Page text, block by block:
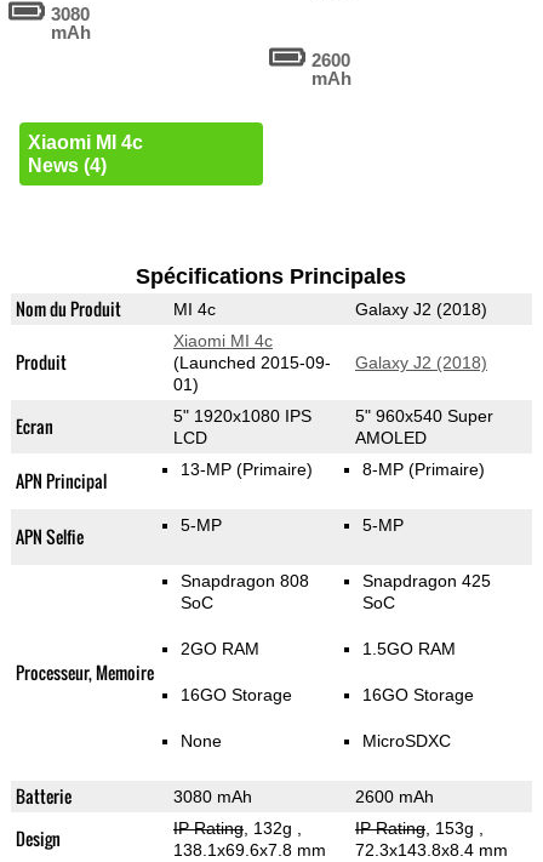
3080
mAh
Xiaomi MI 4c
News (4)
2600
mAh
Spécifications Principales
Nom du Produit MI 4c Galaxy J2 (2018)
Produit
Xiaomi MI 4c
(Launched 2015-09-
01)
Galaxy J2 (2018)
Ecran
5" 1920x1080 IPS
LCD
5" 960x540 Super
AMOLED
APN Principal 13-MP (Primaire) 8-MP (Primaire)
APN Selfie 5-MP 5-MP
Processeur, Memoire
Snapdragon 808
SoC
2GO RAM
16GO Storage
None
Snapdragon 425
SoC
1.5GO RAM
16GO Storage
MicroSDXC
Batterie 3080 mAh 2600 mAh
Design IP Rating, 132g
138.1x69.6x7.8 mm
IP Rating, 153g
72.3x143.8x8.4 mm